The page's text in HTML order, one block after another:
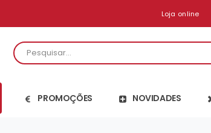
Loja online
PROMOÇÕES NOVIDADES